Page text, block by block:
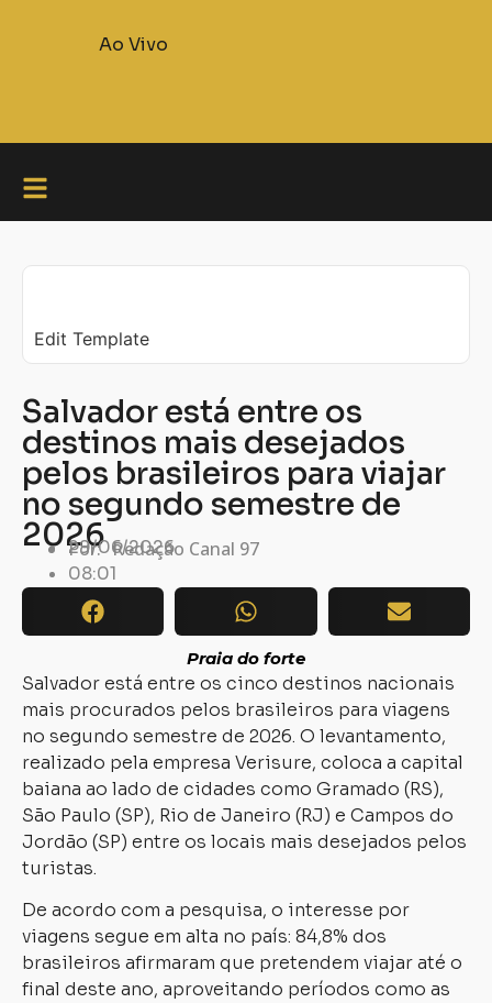
Ao Vivo
Edit Template
Salvador está entre os
destinos mais desejados
pelos brasileiros para viajar
no segundo semestre de
2026
Por: Redação Canal 97
29/06/2026
08:01
Praia do forte
Salvador está entre os cinco destinos nacionais
mais procurados pelos brasileiros para viagens
no segundo semestre de 2026. O levantamento,
realizado pela empresa Verisure, coloca a capital
baiana ao lado de cidades como Gramado (RS),
São Paulo (SP), Rio de Janeiro (RJ) e Campos do
Jordão (SP) entre os locais mais desejados pelos
turistas.
De acordo com a pesquisa, o interesse por
viagens segue em alta no país: 84,8% dos
brasileiros afirmaram que pretendem viajar até o
final deste ano, aproveitando períodos como as